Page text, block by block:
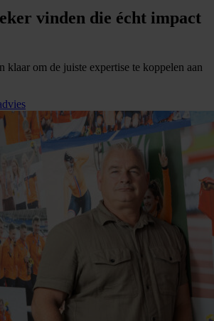
vinden die écht impact
klaar om de juiste expertise te koppelen aan